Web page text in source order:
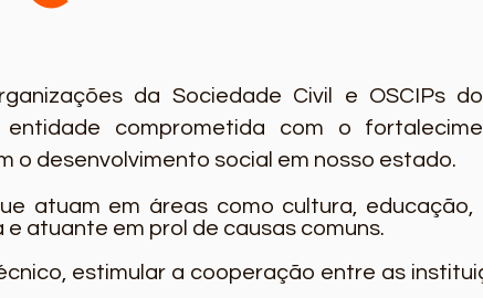
da Sociedade Civil e OSCIPs
comprometida com o
o desenvolvimento social em nosso estado.
atuam em áreas como cultura,
atuante em prol de causas comuns.
estimular a cooperação entre as